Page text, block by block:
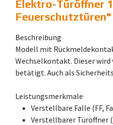
Elektro-Türöffner
Feuerschutztüren"
Beschreibung
Modell mit
Wechselkontakt. Dieser wird
betätigt. Auch als
Leistungsmerkmale
Verstellbare Falle (FF,
Verstellbarer Türöffner